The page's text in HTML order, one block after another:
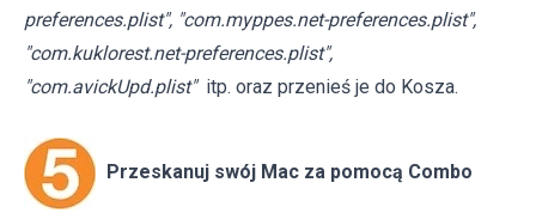
preferences.plist", "com.myppes.net-preferences.plist",
"com.kuklorest.net-preferences.plist",
"com.avickUpd.plist" itp. oraz przenieś je do Kosza.
Przeskanuj swój Mac za pomocą Combo